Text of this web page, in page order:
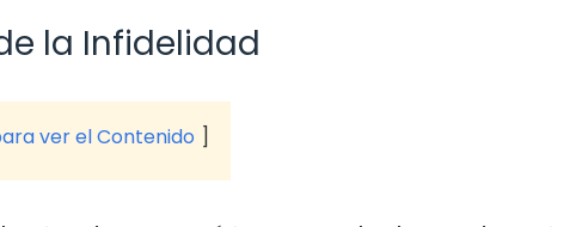
la Infidelidad
ver el Contenido